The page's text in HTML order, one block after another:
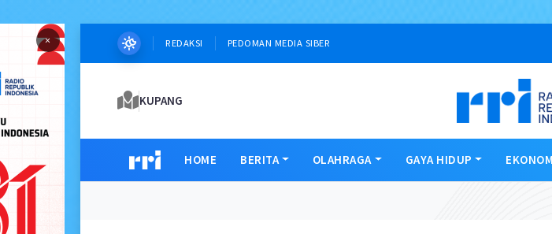
× REDAKSI PEDOMAN MEDIA SIBER
KUPANG
HOME BERITA OLAHRAGA GAYA HIDUP